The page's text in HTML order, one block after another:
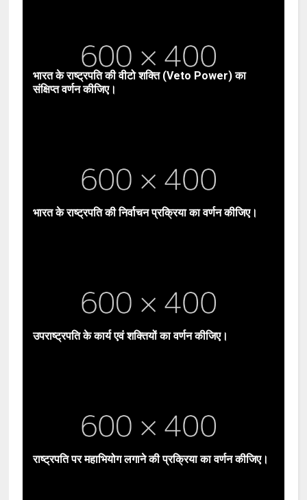
भारत के राष्ट्रपति की वीटो शक्ति (Veto Power) का
संक्षिप्त वर्णन कीजिए।
भारत के राष्ट्रपति की निर्वाचन प्रक्रिया का वर्णन कीजिए।
उपराष्ट्रपति के कार्य एवं शक्तियों का वर्णन कीजिए।
राष्ट्रपति पर महाभियोग लगाने की प्रक्रिया का वर्णन कीजिए।